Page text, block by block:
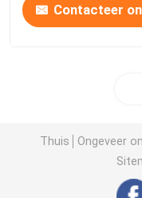
Contacteer
Thuis Ongeveer